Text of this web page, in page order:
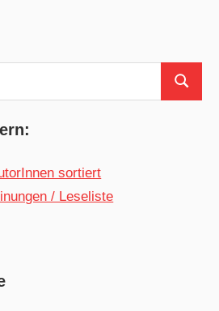
Suchen
sortiert
/ Leseliste